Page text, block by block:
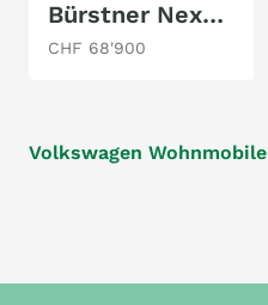
Bürstner Nexxo Van 620
CHF 68'900
Volkswagen Wohnmobile